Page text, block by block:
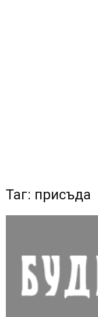
Таг: присъда